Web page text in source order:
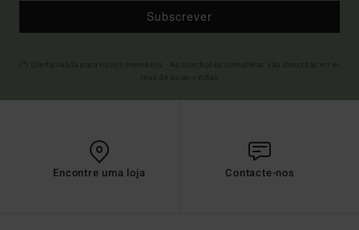
Subscrever
Encontre uma loja Contacte-nos